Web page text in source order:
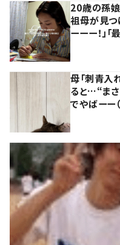
20歳の孫
祖母が見
ーーー！」
母「刺青入
ると…“ま
でやばーー（